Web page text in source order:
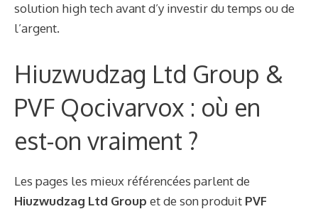
solution high tech avant d’y investir du temps ou de
l’argent.
Hiuzwudzag Ltd Group &
PVF Qocivarvox : où en
est-on vraiment ?
Les pages les mieux référencées parlent de
Hiuzwudzag Ltd Group et de son produit PVF